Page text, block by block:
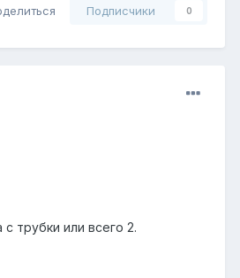
Подписчики 0
трубки или всего 2.